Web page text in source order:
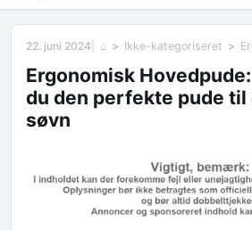
22. juni 2024 ⌂ Ikke-kategoriseret
Ergonomisk
du den perfekte pude til
søvn